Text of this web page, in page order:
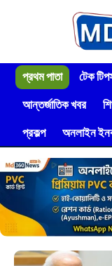
প্রথম পাতা টেক
আন্তর্জাতিক খবর
প্রকল্প
অনলাইন